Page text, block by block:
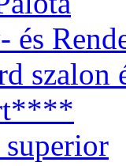
és
szalon